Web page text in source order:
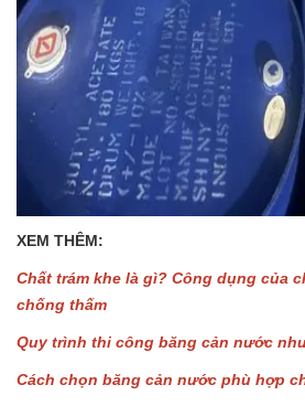
XEM THÊM:
Chất trám khe là gì? Công dụng của
chống thấm
Quy trình thi công băng cản nước
Cách chọn băng cản nước phù hợp